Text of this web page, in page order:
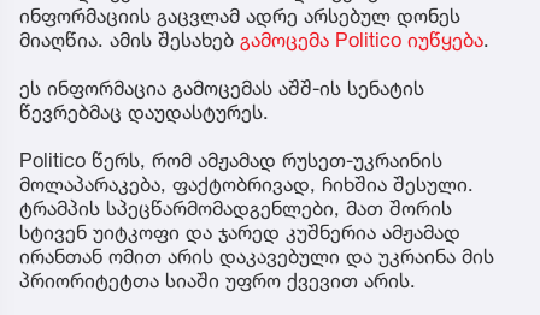
ინფორმაციის გაცვლამ ადრე არსებულ დონეს
მიაღწია. ამის შესახებ გამოცემა Politico იუწყება.
ეს ინფორმაცია გამოცემას აშშ-ის სენატის
წევრებმაც დაუდასტურეს.
Politico წერს, რომ ამჟამად რუსეთ-უკრაინის
მოლაპარაკება, ფაქტობრივად, ჩიხშია შესული.
ტრამპის სპეცწარმომადგენლები, მათ შორის
სტივენ უიტკოფი და ჯარედ კუშნერია ამჟამად
ირანთან ომით არის დაკავებული და უკრაინა მის
პრიორიტეტთა სიაში უფრო ქვევით არის.